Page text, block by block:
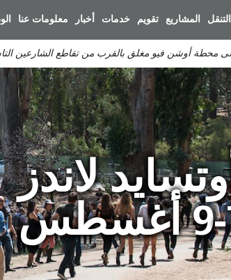
التنقل المشاريع تقويم خدمات أخبار معلومات عنا
إلى محطة أوشن فيو مغلق بالقرب من تقاطع الشارعين
لاندز